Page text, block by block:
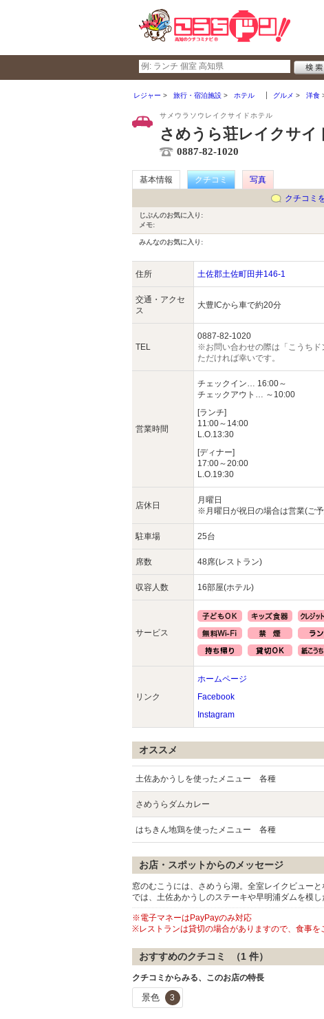
レジャー 旅行・宿泊施設 ホテル グルメ 洋食
サメウラソウレイクサイドホテル
さめうら荘レイクサイ
0887-82-1020
基本情報 クチコミ
写真
クチコミ
じぶんのお気に入り:
メモ:
みんなのお気に入り:
住所 土佐郡土佐町田井146-1
交通・アクセ
ス
大豊ICから車で約20分
TEL
0887-82-1020
※お問い合わせの際は「こうちド
ただければ幸いです。
営業時間
チェックイン… 16:00～
チェックアウト… ～10:00
[ランチ]
11:00～14:00
L.O.13:30
[ディナー]
17:00～20:00
L.O.19:30
店休日
月曜日
※月曜日が祝日の場合は営業(ご
駐車場 25台
席数 48席(レストラン)
収容人数 16部屋(ホテル)
サービス
リンク
ホームページ
Facebook
Instagram
オススメ
土佐あかうしを使ったメニュー 各種
さめうらダムカレー
はちきん地鶏を使ったメニュー 各種
お店・スポットからのメッセージ
窓のむこうには、さめうら湖。全室レイクビュー
では、土佐あかうしのステーキや早明浦ダムを模
※電子マネーはPayPayのみ対応
※レストランは貸切の場合がありますので、食事を
おすすめのクチコミ （1 件）
クチコミからみる、このお店の特長
景色 3